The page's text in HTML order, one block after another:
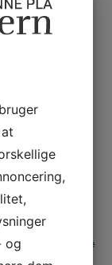
hvor
detalje, så dit
tandlægen gør,
for vores
passe godt på
at forvandle den
dit barn vælge
flotte
som
med en
helt sikkert gøre
elsker børn
og